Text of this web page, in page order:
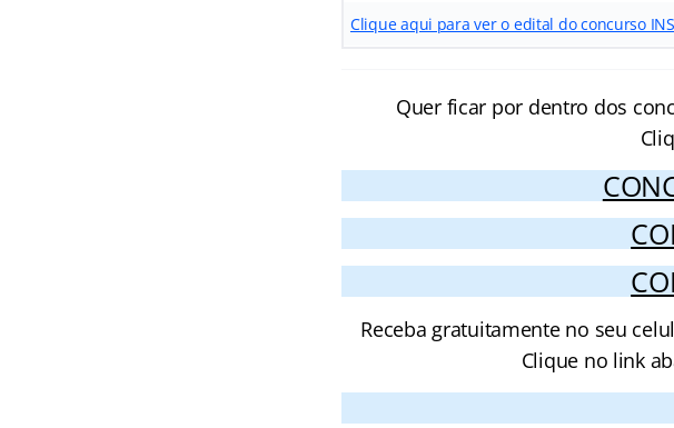
Clique aqui para ver o edital do concurso
Quer ficar por dentro dos
Receba gratuitamente no seu
Clique no link